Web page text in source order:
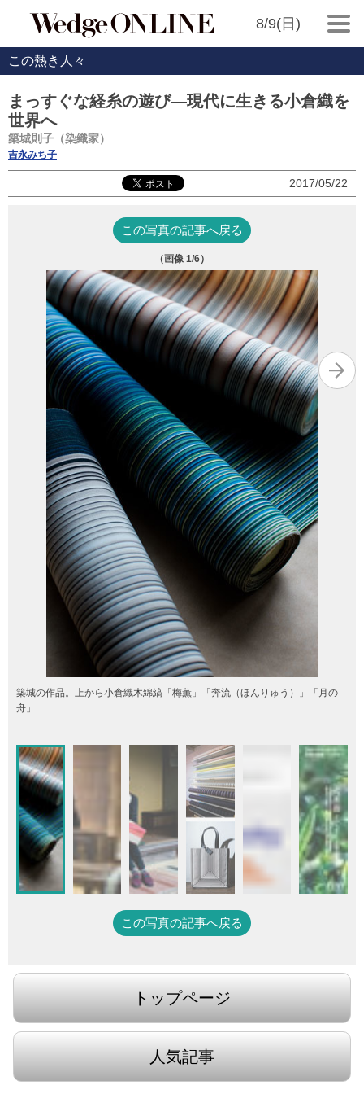
8/9(日)
この熱き人々
まっすぐな経糸の遊び―現代に生きる小倉織を
世界へ
築城則子（染織家）
吉永みち子
2017/05/22
この写真の記事へ戻る
（画像 1/6）
築城の作品。上から小倉織木綿縞「梅薫」「奔流（ほんりゅう）」「月の
舟」
この写真の記事へ戻る
トップページ
人気記事